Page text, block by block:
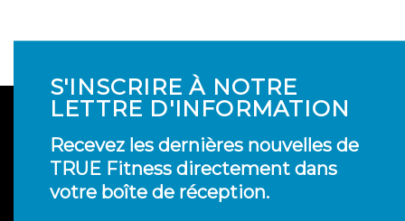
S'INSCRIRE À NOTRE
LETTRE D'INFORMATION
Recevez les dernières nouvelles de
TRUE Fitness directement dans
votre boîte de réception.